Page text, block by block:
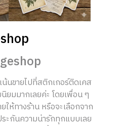
น้นขายไปที่สติกเกอร์ติดเคส
มมากเลยค่ะ โดยเพื่อน ๆ
ให้ทางร้าน หรือจะเลือกจาก
ะกันความน่ารักทุกแบบเลย